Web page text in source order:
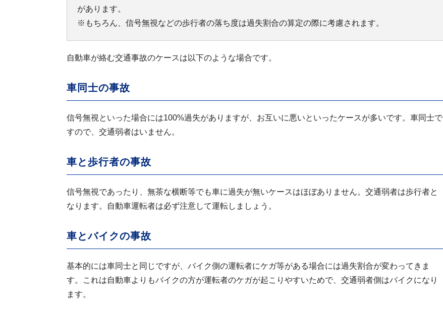
があります。
※もちろん、信号無視などの歩行者の落ち度は過失割合の算定の際に考慮されます。
自動車が絡む交通事故のケースは以下のような場合です。
車同士の事故
信号無視といった場合には100%過失がありますが、お互いに悪いといったケースが多いです。車同士で
すので、交通弱者はいません。
車と歩行者の事故
信号無視であったり、無茶な横断等でも車に過失が無いケースはほぼありません。交通弱者は歩行者と
なります。自動車運転者は必ず注意して運転しましょう。
車とバイクの事故
基本的には車同士と同じですが、バイク側の運転者にケガ等がある場合には過失割合が変わってきま
す。これは自動車よりもバイクの方が運転者のケガが起こりやすいためで、交通弱者側はバイクになり
ます。